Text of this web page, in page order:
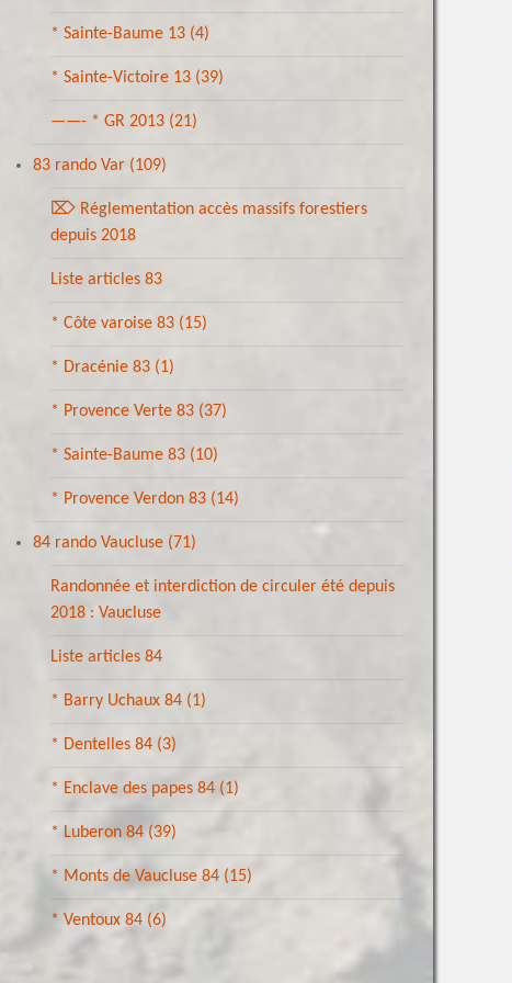
* Sainte-Baume 13 (4)
* Sainte-Victoire 13 (39)
——- * GR 2013 (21)
83 rando Var (109)
⌦ Réglementation accès massifs forestiers
depuis 2018
Liste articles 83
* Côte varoise 83 (15)
* Dracénie 83 (1)
* Provence Verte 83 (37)
* Sainte-Baume 83 (10)
* Provence Verdon 83 (14)
84 rando Vaucluse (71)
Randonnée et interdiction de circuler été depuis
2018 : Vaucluse
Liste articles 84
* Barry Uchaux 84 (1)
* Dentelles 84 (3)
* Enclave des papes 84 (1)
* Luberon 84 (39)
* Monts de Vaucluse 84 (15)
* Ventoux 84 (6)